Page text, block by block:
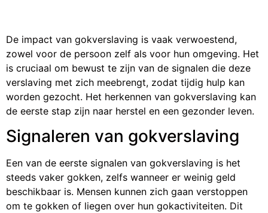
De impact van gokverslaving is vaak verwoestend,
zowel voor de persoon zelf als voor hun omgeving. Het
is cruciaal om bewust te zijn van de signalen die deze
verslaving met zich meebrengt, zodat tijdig hulp kan
worden gezocht. Het herkennen van gokverslaving kan
de eerste stap zijn naar herstel en een gezonder leven.
Signaleren van gokverslaving
Een van de eerste signalen van gokverslaving is het
steeds vaker gokken, zelfs wanneer er weinig geld
beschikbaar is. Mensen kunnen zich gaan verstoppen
om te gokken of liegen over hun gokactiviteiten. Dit